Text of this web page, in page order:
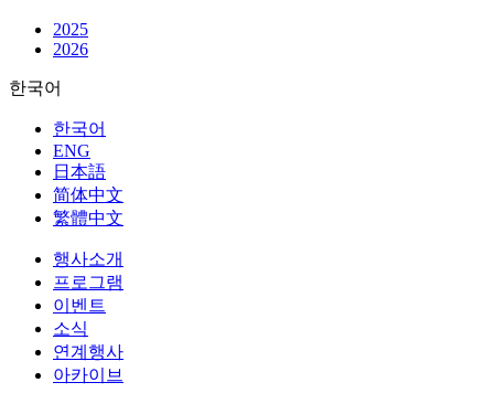
2025
2026
한국어
한국어
ENG
日本語
简体中文
繁體中文
행사소개
프로그램
이벤트
소식
연계행사
아카이브